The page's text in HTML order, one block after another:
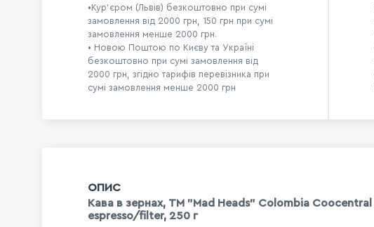
•Кур'єром (Львів) безкоштовно при сумі
замовлення від 2000 грн, 150 грн при сумі
замовлення менше 2000 грн.
• Новою Поштою по Києву та Україні
безкоштовно при сумі замовлення від
2000 грн, згідно тарифів перевізника при
сумі замовлення менше 2000 грн
ОПИС
Кава в зернах, ТМ "Mad Heads" Colombia Coocentral
espresso/filter, 250 г